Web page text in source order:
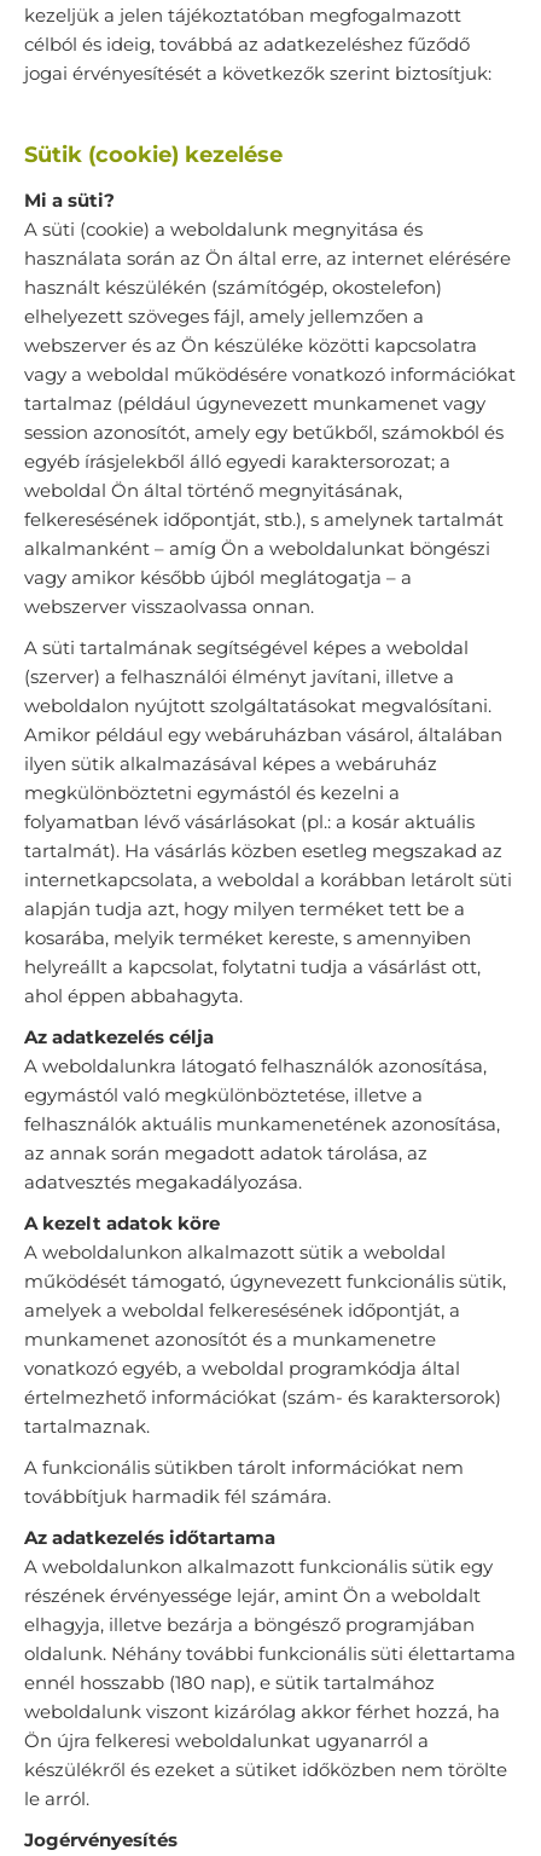
kezeljük a jelen tájékoztatóban megfogalmazott
célból és ideig, továbbá az adatkezeléshez fűződő
jogai érvényesítését a következők szerint biztosítjuk:
Sütik (cookie) kezelése
Mi a süti?
A süti (cookie) a weboldalunk megnyitása és
használata során az Ön által erre, az internet elérésére
használt készülékén (számítógép, okostelefon)
elhelyezett szöveges fájl, amely jellemzően a
webszerver és az Ön készüléke közötti kapcsolatra
vagy a weboldal működésére vonatkozó információkat
tartalmaz (például úgynevezett munkamenet vagy
session azonosítót, amely egy betűkből, számokból és
egyéb írásjelekből álló egyedi karaktersorozat; a
weboldal Ön által történő megnyitásának,
felkeresésének időpontját, stb.), s amelynek tartalmát
alkalmanként – amíg Ön a weboldalunkat böngészi
vagy amikor később újból meglátogatja – a
webszerver visszaolvassa onnan.
A süti tartalmának segítségével képes a weboldal
(szerver) a felhasználói élményt javítani, illetve a
weboldalon nyújtott szolgáltatásokat megvalósítani.
Amikor például egy webáruházban vásárol, általában
ilyen sütik alkalmazásával képes a webáruház
megkülönböztetni egymástól és kezelni a
folyamatban lévő vásárlásokat (pl.: a kosár aktuális
tartalmát). Ha vásárlás közben esetleg megszakad az
internetkapcsolata, a weboldal a korábban letárolt süti
alapján tudja azt, hogy milyen terméket tett be a
kosarába, melyik terméket kereste, s amennyiben
helyreállt a kapcsolat, folytatni tudja a vásárlást ott,
ahol éppen abbahagyta.
Az adatkezelés célja
A weboldalunkra látogató felhasználók azonosítása,
egymástól való megkülönböztetése, illetve a
felhasználók aktuális munkamenetének azonosítása,
az annak során megadott adatok tárolása, az
adatvesztés megakadályozása.
A kezelt adatok köre
A weboldalunkon alkalmazott sütik a weboldal
működését támogató, úgynevezett funkcionális sütik,
amelyek a weboldal felkeresésének időpontját, a
munkamenet azonosítót és a munkamenetre
vonatkozó egyéb, a weboldal programkódja által
értelmezhető információkat (szám- és karaktersorok)
tartalmaznak.
A funkcionális sütikben tárolt információkat nem
továbbítjuk harmadik fél számára.
Az adatkezelés időtartama
A weboldalunkon alkalmazott funkcionális sütik egy
részének érvényessége lejár, amint Ön a weboldalt
elhagyja, illetve bezárja a böngésző programjában
oldalunk. Néhány további funkcionális süti élettartama
ennél hosszabb (180 nap), e sütik tartalmához
weboldalunk viszont kizárólag akkor férhet hozzá, ha
Ön újra felkeresi weboldalunkat ugyanarról a
készülékről és ezeket a sütiket időközben nem törölte
le arról.
Jogérvényesítés